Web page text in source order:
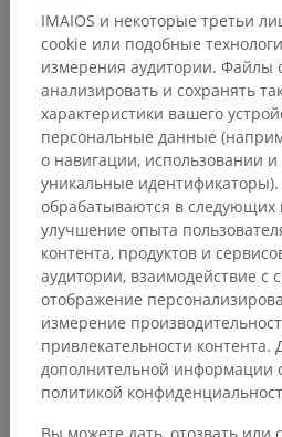
Автономное сплетение
Нейроанатомия человека
Переводы
Заметили ошибку?
Не стесняйтесь предложить
перевода или решение по
IMAIOS и некоторые третьи
cookie или подобные
измерения аудитории. Файлы
анализировать и сохранять
характеристики вашего
персональные данные
о навигации, использовании
уникальные
обрабатываются в следующих
улучшение опыта
контента, продуктов и
аудитории, взаимодействие с
отображение
измерение
привлекательности контента.
дополнительной информации
политикой